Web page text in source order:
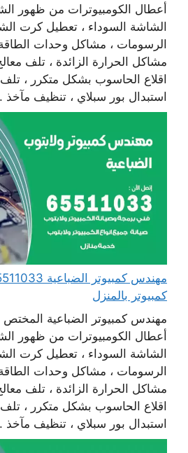
أعطال الكومبيوترات من ظهور
الشاشة السوداء ، تعطيل كرت
الرسومات ، مشاكل وحدات الطاقة
مشاكل الحرارة الزائدة ، تلف
اقلاع الحاسوب بشكل متكرر ، تلف
استبدال بور سبلاي ، تنظيف مآخذ
كمبيوتر بالمنزل
مهندس كمبيوتر الضباعية المختص
أعطال الكومبيوترات من ظهور
الشاشة السوداء ، تعطيل كرت
الرسومات ، مشاكل وحدات الطاقة
مشاكل الحرارة الزائدة ، تلف
اقلاع الحاسوب بشكل متكرر ، تلف
استبدال بور سبلاي ، تنظيف مآخذ